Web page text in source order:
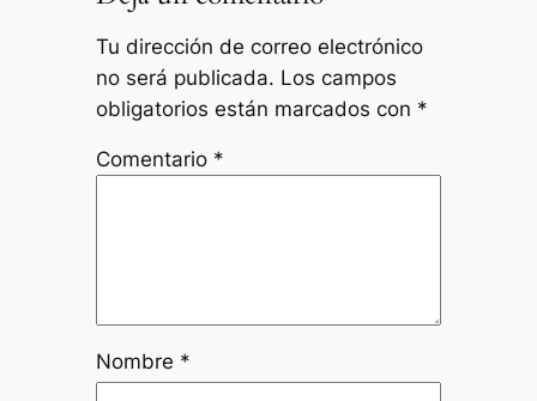
Tu dirección de correo electrónico
no será publicada. Los campos
obligatorios están marcados con *
Comentario *
Nombre *